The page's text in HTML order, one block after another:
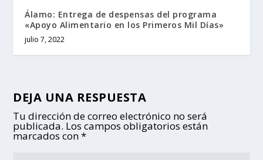
Álamo: Entrega de despensas del programa
«Apoyo Alimentario en los Primeros Mil Días»
julio 7, 2022
DEJA UNA RESPUESTA
Tu dirección de correo electrónico no será
publicada. Los campos obligatorios están
marcados con*